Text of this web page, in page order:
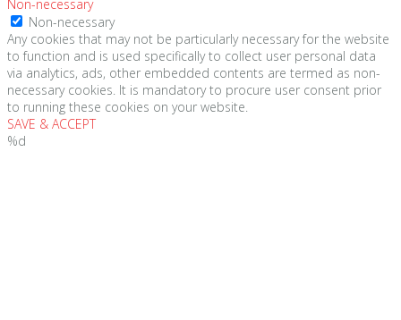
Non-necessary
Non-necessary
Any cookies that may not be particularly necessary for the website
to function and is used specifically to collect user personal data
via analytics, ads, other embedded contents are termed as non-
necessary cookies. It is mandatory to procure user consent prior
to running these cookies on your website.
SAVE & ACCEPT
%d